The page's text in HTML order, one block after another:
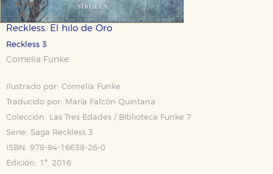
Reckless. El hilo de Oro
Reckless 3
Cornelia Funke
Ilustrado por: Cornelia Funke
Traducido por:
María Falcón Quintana
Colección:
Las Tres Edades / Biblioteca Funke 7
Serie: Saga Reckless 3
ISBN: 978-84-16638-26-0
Edición: 1ª, 2016